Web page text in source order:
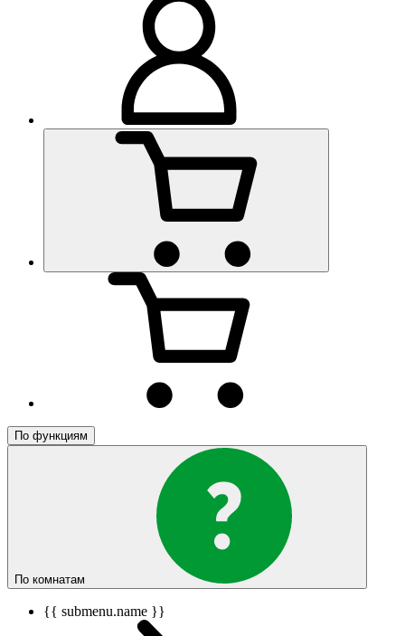
По функциям
По комнатам
{{ submenu.name }}